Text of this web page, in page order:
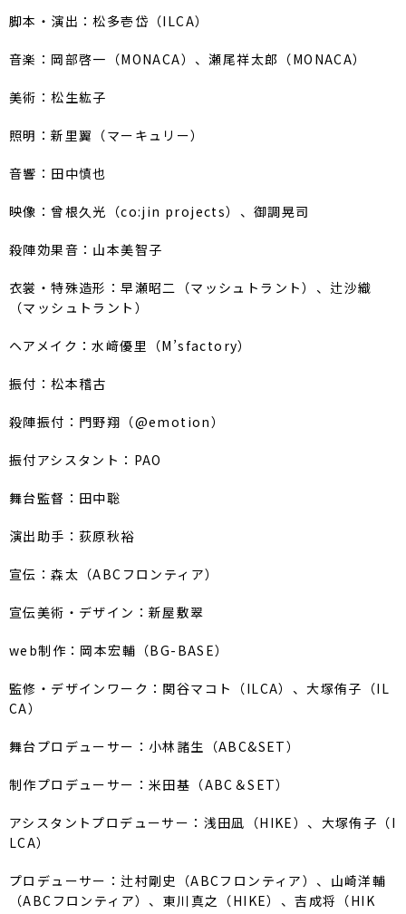
脚本・演出：松多壱岱（ILCA）
音楽：岡部啓一（MONACA）、瀬尾祥太郎（MONACA）
美術：松生紘子
照明：新里翼（マーキュリー）
音響：田中慎也
映像：曾根久光（co:jin projects）、御調晃司
殺陣効果音：山本美智子
衣裳・特殊造形：早瀬昭二（マッシュトラント）、辻沙織
（マッシュトラント）
ヘアメイク：水﨑優里（M’sfactory）
振付：松本稽古
殺陣振付：門野翔（@emotion）
振付アシスタント：PAO
舞台監督：田中聡
演出助手：荻原秋裕
宣伝：森太（ABCフロンティア）
宣伝美術・デザイン：新屋敷翠
web制作：岡本宏輔（BG-BASE）
監修・デザインワーク：関谷マコト（ILCA）、大塚侑子（IL
CA）
舞台プロデューサー：小林諸生（ABC&SET）
制作プロデューサー：米田基（ABC＆SET）
アシスタントプロデューサー：浅田凪（HIKE）、大塚侑子（I
LCA）
プロデューサー：辻村剛史（ABCフロンティア）、山崎洋輔
（ABCフロンティア）、東川真之（HIKE）、吉成将（HIK